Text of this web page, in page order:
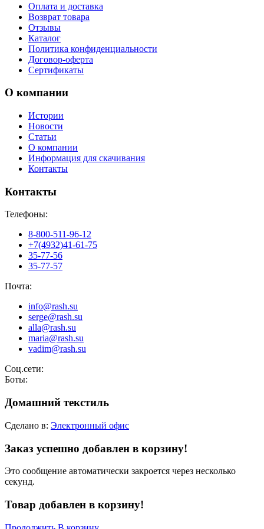
Оплата и доставка
Возврат товара
Отзывы
Каталог
Политика конфиденциальности
Договор-оферта
Сертификаты
О компании
Истории
Новости
Статьи
О компании
Информация для скачивания
Контакты
Контакты
Телефоны:
8-800-511-96-12
+7(4932)41-61-75
35-77-56
35-77-57
Почта:
info@rash.su
serge@rash.su
alla@rash.su
maria@rash.su
vadim@rash.su
Соц.сети:
Боты:
Домашний текстиль
Сделано в: Электронный офис
Заказ успешно добавлен в корзину!
Это сообщение автоматически закроется через несколько
секунд.
Товар добавлен в корзину!